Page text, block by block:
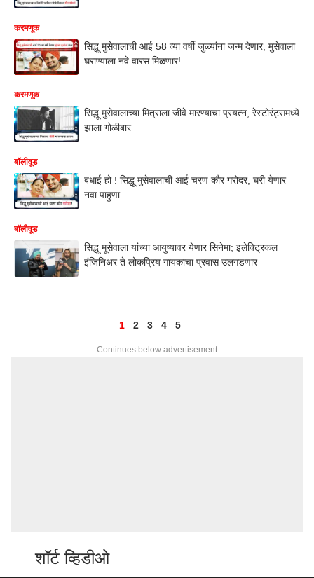
करमणूक
सिद्धू मुसेवालाची आई 58 व्या वर्षी जुळ्यांना जन्म देणार, मुसेवाला
घराण्याला नवे वारस मिळणार!
करमणूक
सिद्धू मुसेवालाच्या मित्राला जीवे मारण्याचा प्रयत्न, रेस्टोरंट्समध्ये
झाला गोळीबार
बॉलीवूड
बधाई हो ! सिद्धू मुसेवालाची आई चरण कौर गरोदर, घरी येणार
नवा पाहुणा
बॉलीवूड
सिद्धू मूसेवाला यांच्या आयुष्यावर येणार सिनेमा; इलेक्ट्रिकल
इंजिनिअर ते लोकप्रिय गायकाचा प्रवास उलगडणार
1 2 3 4 5
Continues below advertisement
शॉर्ट व्हिडीओ